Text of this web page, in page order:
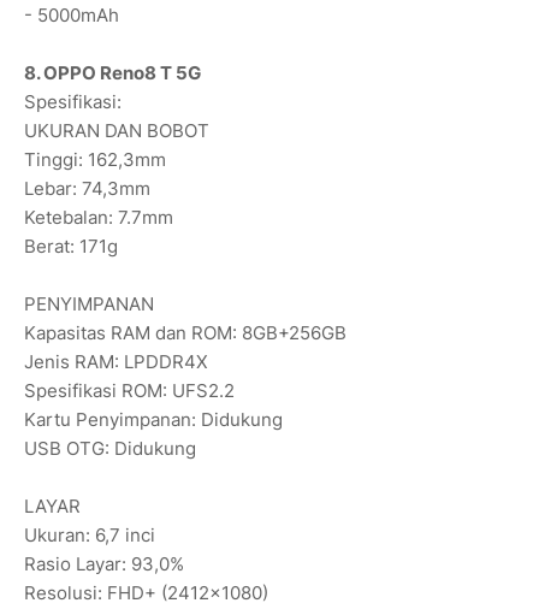
- 5000mAh
8. OPPO Reno8 T 5G
Spesifikasi:
UKURAN DAN BOBOT
Tinggi: 162,3mm
Lebar: 74,3mm
Ketebalan: 7.7mm
Berat: 171g
PENYIMPANAN
Kapasitas RAM dan ROM: 8GB+256GB
Jenis RAM: LPDDR4X
Spesifikasi ROM: UFS2.2
Kartu Penyimpanan: Didukung
USB OTG: Didukung
LAYAR
Ukuran: 6,7 inci
Rasio Layar: 93,0%
Resolusi: FHD+ (2412x1080)